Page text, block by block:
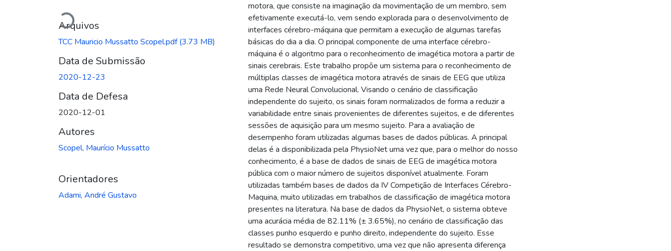
Carregando...
Arquivos
TCC Mauricio Mussatto Scopel.pdf(3.73 MB)
Data de Submissão
2020-12-23
Data de Defesa
2020-12-01
Autores
Scopel, Maurício Mussatto
Orientadores
Adami, André Gustavo
motora, que consiste na imaginação da movimentação de um membro, sem
efetivamente executá-lo, vem sendo explorada para o desenvolvimento de
interfaces cérebro-máquina que permitam a execução de algumas tarefas
básicas do dia a dia. O principal componente de uma interface cérebro-
máquina é o algoritmo para o reconhecimento de imagética motora a partir de
sinais cerebrais. Este trabalho propõe um sistema para o reconhecimento de
múltiplas classes de imagética motora através de sinais de EEG que utiliza
uma Rede Neural Convolucional. Visando o cenário de classificação
independente do sujeito, os sinais foram normalizados de forma a reduzir a
variabilidade entre sinais provenientes de diferentes sujeitos, e de diferentes
sessões de aquisição para um mesmo sujeito. Para a avaliação de
desempenho foram utilizadas algumas bases de dados públicas. A principal
delas é a disponibilizada pela PhysioNet uma vez que, para o melhor do nosso
conhecimento, é a base de dados de sinais de EEG de imagética motora
pública com o maior número de sujeitos disponível atualmente. Foram
utilizadas também bases de dados da IV Competição de Interfaces Cérebro-
Maquina, muito utilizadas em trabalhos de classificação de imagética motora
presentes na literatura. Na base de dados da PhysioNet, o sistema obteve
uma acurácia média de 82.11% (± 3.65%), no cenário de classificação das
classes punho esquerdo e punho direito, independente do sujeito. Esse
resultado se demonstra competitivo, uma vez que não apresenta diferença